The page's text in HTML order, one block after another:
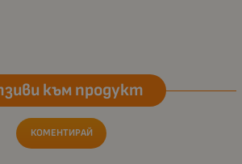
към продукт
КОМЕНТИРАЙ